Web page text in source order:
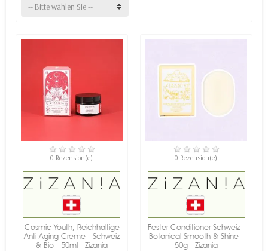
-- Bitte wählen Sie --
NICHT AUF LAGER
0 Rezension(e)
Cosmic Youth, Reichhaltige
Anti-Aging-Creme - Schweiz
& Bio - 50ml - Zizania
VERFÜGBAR
0 Rezension(e)
Fester Conditioner Schweiz -
Botanical Smooth & Shine -
50g - Zizania